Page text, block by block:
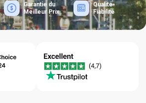
Garantie du
Meilleur Prix
Qualité-
Fiabilité